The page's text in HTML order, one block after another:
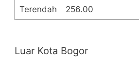
Terendah 256.00
Luar Kota Bogor